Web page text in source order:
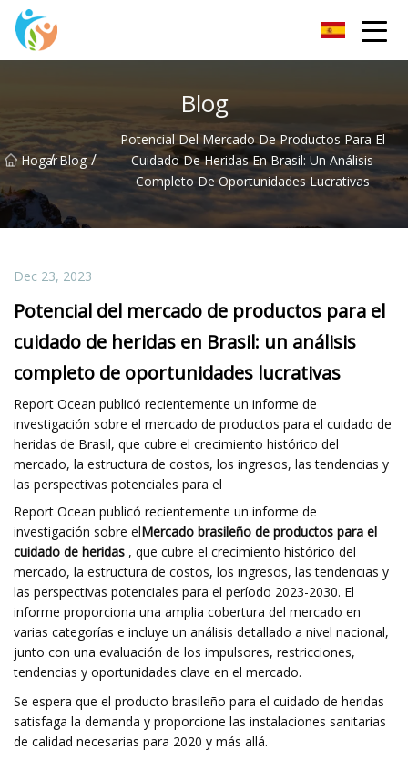
Blog
Hogar
/ Blog /
Potencial Del Mercado De Productos Para El
Cuidado De Heridas En Brasil: Un Análisis
Completo De Oportunidades Lucrativas
Dec 23, 2023
Potencial del mercado de productos para el
cuidado de heridas en Brasil: un análisis
completo de oportunidades lucrativas
Report Ocean publicó recientemente un informe de
investigación sobre el mercado de productos para el cuidado de
heridas de Brasil, que cubre el crecimiento histórico del
mercado, la estructura de costos, los ingresos, las tendencias y
las perspectivas potenciales para el
Report Ocean publicó recientemente un informe de
investigación sobre elMercado brasileño de productos para el
cuidado de heridas , que cubre el crecimiento histórico del
mercado, la estructura de costos, los ingresos, las tendencias y
las perspectivas potenciales para el período 2023-2030. El
informe proporciona una amplia cobertura del mercado en
varias categorías e incluye un análisis detallado a nivel nacional,
junto con una evaluación de los impulsores, restricciones,
tendencias y oportunidades clave en el mercado.
Se espera que el producto brasileño para el cuidado de heridas
satisfaga la demanda y proporcione las instalaciones sanitarias
de calidad necesarias para 2020 y más allá.